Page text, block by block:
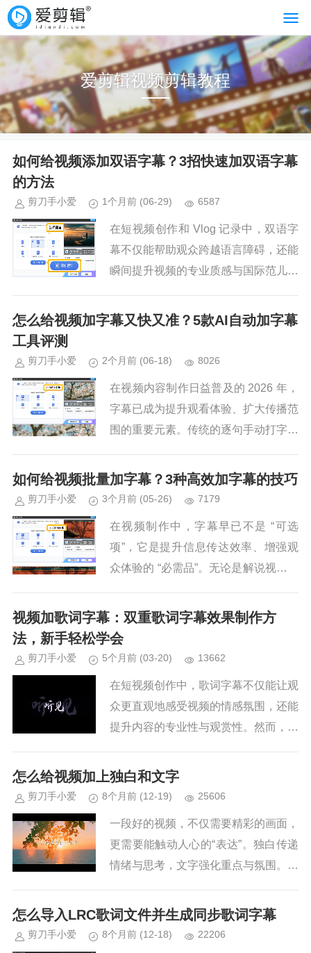
爱剪辑视频剪辑教程
如何给视频添加双语字幕？3招快速加双语字幕
的方法
剪刀手小爱 1个月前 (06-29) 6587
在短视频创作和 Vlog 记录中，双语字
幕不仅能帮助观众跨越语言障碍，还能
瞬间提升视频的专业质感与国际范儿。
其操作简单、对电脑配置优化彻底、运
怎么给视频加字幕又快又准？5款AI自动加字幕
工具评测
剪刀手小爱 2个月前 (06-18) 8026
在视频内容制作日益普及的 2026 年，
字幕已成为提升观看体验、扩大传播范
围的重要元素。传统的逐句手动打字幕
熟，让这一工序变得相对高效。以下对
五款主流工具进行介绍...
如何给视频批量加字幕？3种高效加字幕的技巧
剪刀手小爱 3个月前 (05-26) 7179
在视频制作中，字幕早已不是 “可选
项”，它是提升信息传达效率、增强观
众体验的 “必需品”。无论是解说视频、
字幕都能让你的内容走得更远。然而，
传统的手动打字幕方式不仅...
视频加歌词字幕：双重歌词字幕效果制作方
法，新手轻松学会
剪刀手小爱 5个月前 (03-20) 13662
在短视频创作中，歌词字幕不仅能让观
众更直观地感受视频的情感氛围，还能
提升内容的专业性与观赏性。然而，传
需要手动输入文字、逐帧调整时间轴、
反复调试样式，步骤繁琐且耗时，...
怎么给视频加上独白和文字
剪刀手小爱 8个月前 (12-19) 25606
一段好的视频，不仅需要精彩的画面，
更需要能触动人心的“表达”。独白传递
情绪与思考，文字强化重点与氛围。无
片，还是适配社交平台的竖屏内容，给
视频加上合适的独白和文字，...
怎么导入LRC歌词文件并生成同步歌词字幕
剪刀手小爱 8个月前 (12-18) 22206